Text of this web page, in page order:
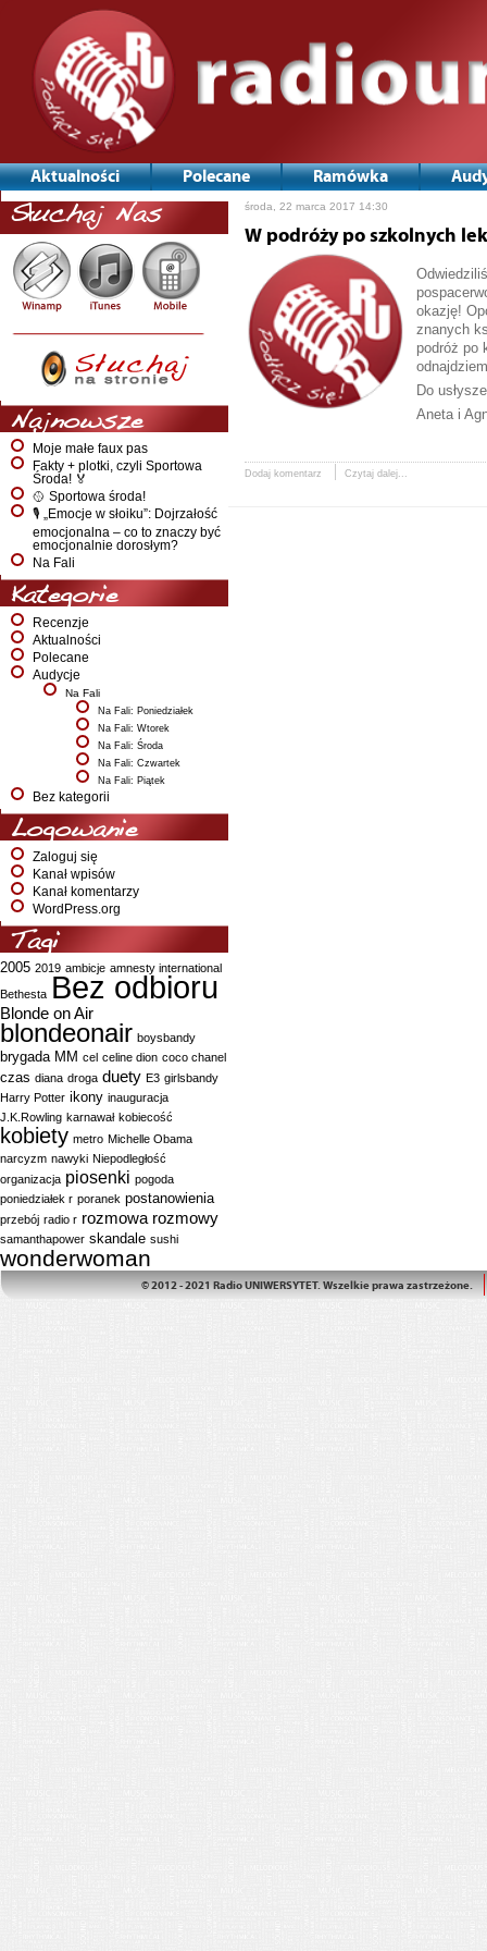
Aktualności Polecane Ramówka
Słuchaj Nas
Najnowsze
Moje małe faux pas
Fakty + plotki, czyli Sportowa
Środa! 🏅
🥎 Sportowa środa!
🎙️ „Emocje w słoiku”: Dojrzałość
emocjonalna – co to znaczy być
emocjonalnie dorosłym?
Na Fali
Kategorie
Recenzje
Aktualności
Polecane
Audycje
Na Fali
Na Fali: Poniedziałek
Na Fali: Wtorek
Na Fali: Środa
Na Fali: Czwartek
Na Fali: Piątek
Bez kategorii
Logowanie
Zaloguj się
Kanał wpisów
Kanał komentarzy
WordPress.org
Tagi
2005 2019 ambicje amnesty international
Bethesta Bez odbioru
Blonde on Air
blondeonair boysbandy
brygada MM cel celine dion coco chanel
czas diana droga duety E3 girlsbandy
Harry Potter ikony inauguracja
J.K.Rowling karnawał kobiecość
kobiety metro Michelle Obama
narcyzm nawyki Niepodległość
organizacja piosenki pogoda
poniedziałek r poranek postanowienia
przebój radio r rozmowa rozmowy
samanthapower skandale sushi
wonderwoman
środa, 22 marca 2017 14:30
W podróży po szkolnych
okazję!
znanych
podróż po
Do
Aneta i
Dodaj komentarz Czytaj dalej...
© 2012 - 2021 Radio UNIWERSYTET. Wszelkie prawa zastrzeżone.